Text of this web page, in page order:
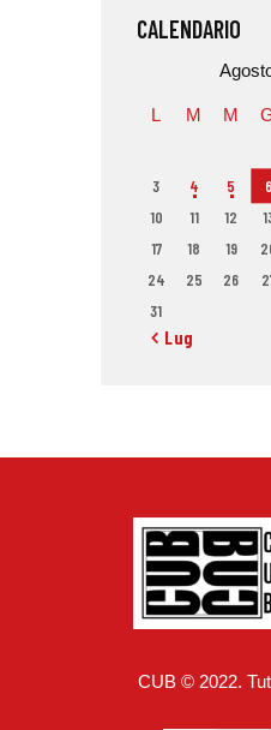
CALENDARIO
L M M
3
4 5 6
10
11 12
17
18 19
24
25 26
31
« Lug
CUB © 2022.